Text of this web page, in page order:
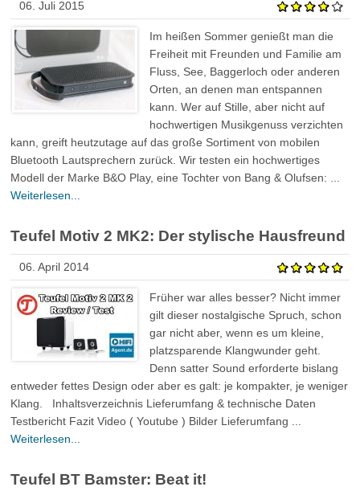
06. Juli 2015
Im heißen Sommer genießt man die
Freiheit mit Freunden und Familie am
Fluss, See, Baggerloch oder anderen
Orten, an denen man entspannen
kann. Wer auf Stille, aber nicht auf
hochwertigen Musikgenuss verzichten
kann, greift heutzutage auf das große Sortiment von mobilen
Bluetooth Lautsprechern zurück. Wir testen ein hochwertiges
Modell der Marke B&O Play, eine Tochter von Bang & Olufsen: ...
Weiterlesen...
Teufel Motiv 2 MK2: Der stylische Hausfreund
06. April 2014
Früher war alles besser? Nicht immer
gilt dieser nostalgische Spruch, schon
gar nicht aber, wenn es um kleine,
platzsparende Klangwunder geht.
Denn satter Sound erforderte bislang
entweder fettes Design oder aber es galt: je kompakter, je weniger
Klang. Inhaltsverzeichnis Lieferumfang & technische Daten
Testbericht Fazit Video ( Youtube ) Bilder Lieferumfang ...
Weiterlesen...
Teufel BT Bamster: Beat it!